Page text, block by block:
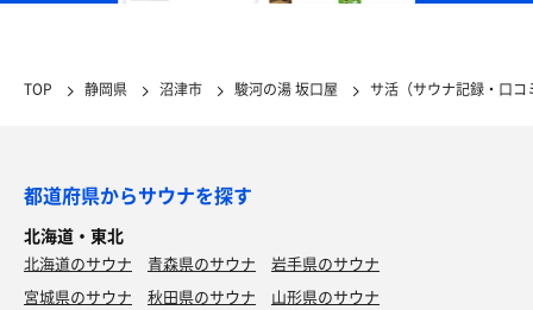
TOP 静岡県 沼津市 駿河の湯 坂口屋 サ活（サウナ記録・口コ
都道府県からサウナを探す
北海道・東北
北海道のサウナ 青森県のサウナ
岩手県のサウナ
宮城県のサウナ
秋田県のサウナ
山形県のサウナ